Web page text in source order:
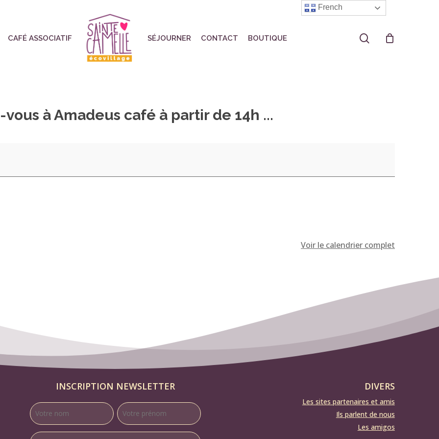
CAFÉ ASSOCIATIF SÉJOURNER CONTACT BOUTIQUE search
vous à Amadeus café à partir de 14h ...
Voir le calendrier complet
INSCRIPTION NEWSLETTER DIVERS
Les sites partenaires et amis
Ils parlent de nous
Les amigos
French